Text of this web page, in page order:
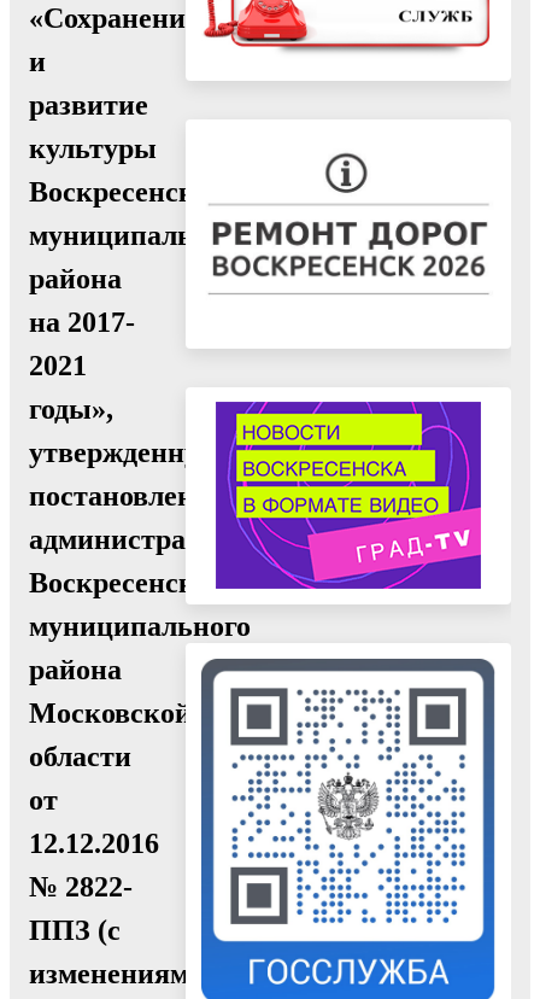
«Сохранение
и
развитие
культуры
Воскресенского
муниципального
района
на 2017-
2021
годы»,
утвержденную
постановлением
администрации
Воскресенского
муниципального
района
Московской
области
от
12.12.2016
№ 2822-
ППЗ (с
изменениями